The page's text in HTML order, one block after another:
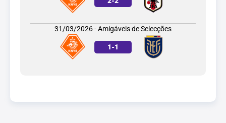
31/03/2026 - Amigáveis de Selecções
1-1